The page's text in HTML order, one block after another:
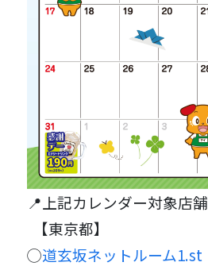
📍上記カレンダー対象店舗
【東京都】
◯道玄坂ネットルーム1.st